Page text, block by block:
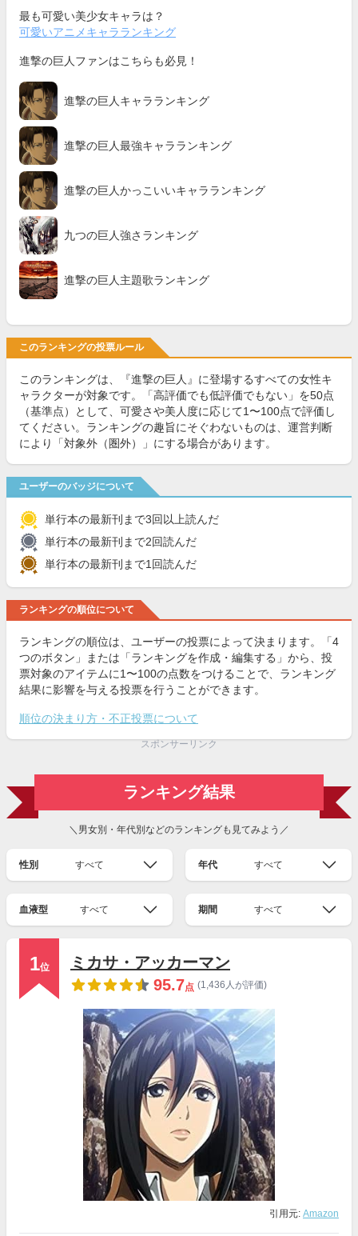
最も可愛い美少女キャラは？
可愛いアニメキャラランキング
進撃の巨人ファンはこちらも必見！
進撃の巨人キャラランキング
進撃の巨人最強キャラランキング
進撃の巨人かっこいいキャラランキング
九つの巨人強さランキング
進撃の巨人主題歌ランキング
このランキングの投票ルール
このランキングは、『進撃の巨人』に登場するすべての女性キ
ャラクターが対象です。「高評価でも低評価でもない」を50点
（基準点）として、可愛さや美人度に応じて1〜100点で評価し
てください。ランキングの趣旨にそぐわないものは、運営判断
により「対象外（圏外）」にする場合があります。
ユーザーのバッジについて
単行本の最新刊まで3回以上読んだ
単行本の最新刊まで2回読んだ
単行本の最新刊まで1回読んだ
ランキングの順位について
ランキングの順位は、ユーザーの投票によって決まります。「4
つのボタン」または「ランキングを作成・編集する」から、投
票対象のアイテムに1〜100の点数をつけることで、ランキング
結果に影響を与える投票を行うことができます。
順位の決まり方・不正投票について
スポンサーリンク
ランキング結果
＼男女別・年代別などのランキングも見てみよう／
性別 すべて 年代 すべて
血液型 すべて 期間 すべて
1位
ミカサ・アッカーマン
95.7点 (1,436人が評価)
引用元: Amazon